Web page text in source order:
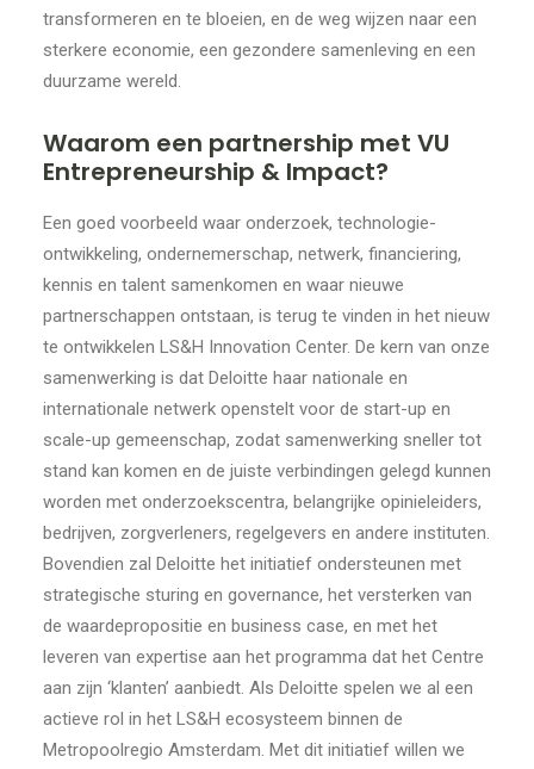
transformeren en te bloeien, en de weg wijzen naar een
sterkere economie, een gezondere samenleving en een
duurzame wereld.
Waarom een partnership met VU
Entrepreneurship & Impact?
Een goed voorbeeld waar onderzoek, technologie-
ontwikkeling, ondernemerschap, netwerk, financiering,
kennis en talent samenkomen en waar nieuwe
partnerschappen ontstaan, is terug te vinden in het nieuw
te ontwikkelen LS&H Innovation Center. De kern van onze
samenwerking is dat Deloitte haar nationale en
internationale netwerk openstelt voor de start-up en
scale-up gemeenschap, zodat samenwerking sneller tot
stand kan komen en de juiste verbindingen gelegd kunnen
worden met onderzoekscentra, belangrijke opinieleiders,
bedrijven, zorgverleners, regelgevers en andere instituten.
Bovendien zal Deloitte het initiatief ondersteunen met
strategische sturing en governance, het versterken van
de waardepropositie en business case, en met het
leveren van expertise aan het programma dat het Centre
aan zijn ‘klanten’ aanbiedt. Als Deloitte spelen we al een
actieve rol in het LS&H ecosysteem binnen de
Metropoolregio Amsterdam. Met dit initiatief willen we